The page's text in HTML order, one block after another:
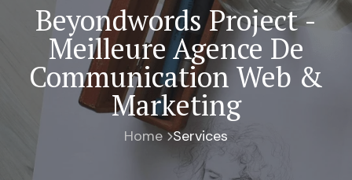
Beyondwords Project -
Meilleure Agence De
Communication Web &
Marketing
Home Services